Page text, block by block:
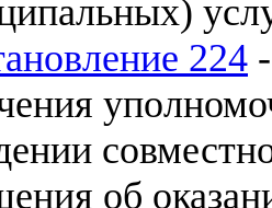
224
об